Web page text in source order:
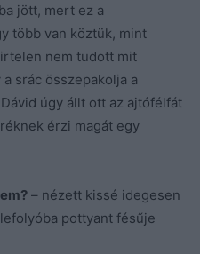
jött, mert ez a
több van köztük, mint
nem tudott mit
srác összepakolja a
úgy állt ott az ajtófélfát
érzi magát egy
– nézett kissé idegesen
pottyant fésűje